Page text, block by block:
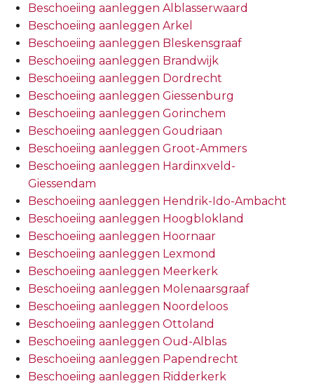
Beschoeiing aanleggen Alblasserwaard
Beschoeiing aanleggen Arkel
Beschoeiing aanleggen Bleskensgraaf
Beschoeiing aanleggen Brandwijk
Beschoeiing aanleggen Dordrecht
Beschoeiing aanleggen Giessenburg
Beschoeiing aanleggen Gorinchem
Beschoeiing aanleggen Goudriaan
Beschoeiing aanleggen Groot-Ammers
Beschoeiing aanleggen Hardinxveld-
Giessendam
Beschoeiing aanleggen Hendrik-Ido-Ambacht
Beschoeiing aanleggen Hoogblokland
Beschoeiing aanleggen Hoornaar
Beschoeiing aanleggen Lexmond
Beschoeiing aanleggen Meerkerk
Beschoeiing aanleggen Molenaarsgraaf
Beschoeiing aanleggen Noordeloos
Beschoeiing aanleggen Ottoland
Beschoeiing aanleggen Oud-Alblas
Beschoeiing aanleggen Papendrecht
Beschoeiing aanleggen Ridderkerk